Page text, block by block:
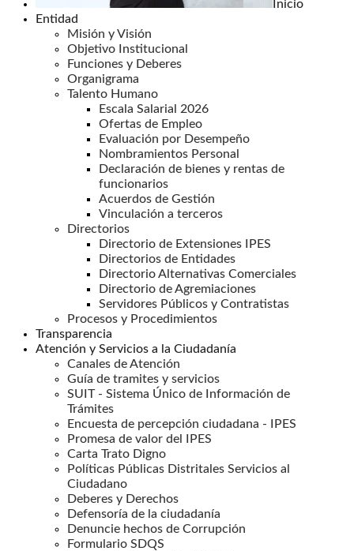
Inicio
Entidad
Misión y Visión
Objetivo Institucional
Funciones y Deberes
Organigrama
Talento Humano
Escala Salarial 2026
Ofertas de Empleo
Evaluación por Desempeño
Nombramientos Personal
Declaración de bienes y rentas de
funcionarios
Acuerdos de Gestión
Vinculación a terceros
Directorios
Directorio de Extensiones IPES
Directorios de Entidades
Directorio Alternativas Comerciales
Directorio de Agremiaciones
Servidores Públicos y Contratistas
Procesos y Procedimientos
Transparencia
Atención y Servicios a la Ciudadanía
Canales de Atención
Guía de tramites y servicios
SUIT - Sistema Único de Información de
Trámites
Encuesta de percepción ciudadana - IPES
Promesa de valor del IPES
Carta Trato Digno
Políticas Públicas Distritales Servicios al
Ciudadano
Deberes y Derechos
Defensoría de la ciudadanía
Denuncie hechos de Corrupción
Formulario SDQS